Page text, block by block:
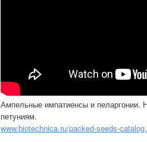
Ампельные импатиенсы и пеларгонии.
петуниям.
www.biotechnica.ru/packed-seeds-